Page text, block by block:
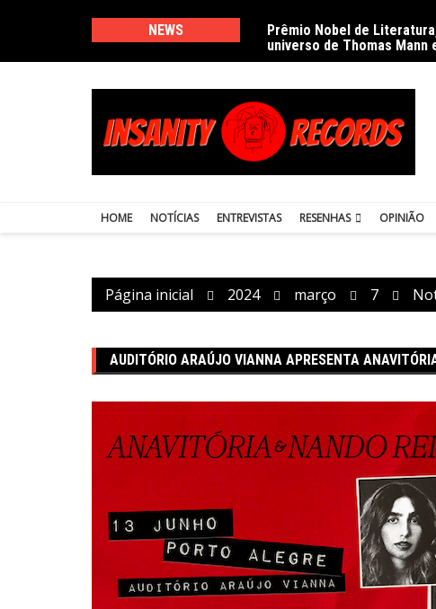
conteúdo
NEWS
Prêmio Nobel de
universo de Thomas
HOME NOTÍCIAS ENTREVISTAS RESENHAS OPINIÃO
Página inicial 2024 março 7
AUDITÓRIO ARAÚJO VIANNA APRESENTA